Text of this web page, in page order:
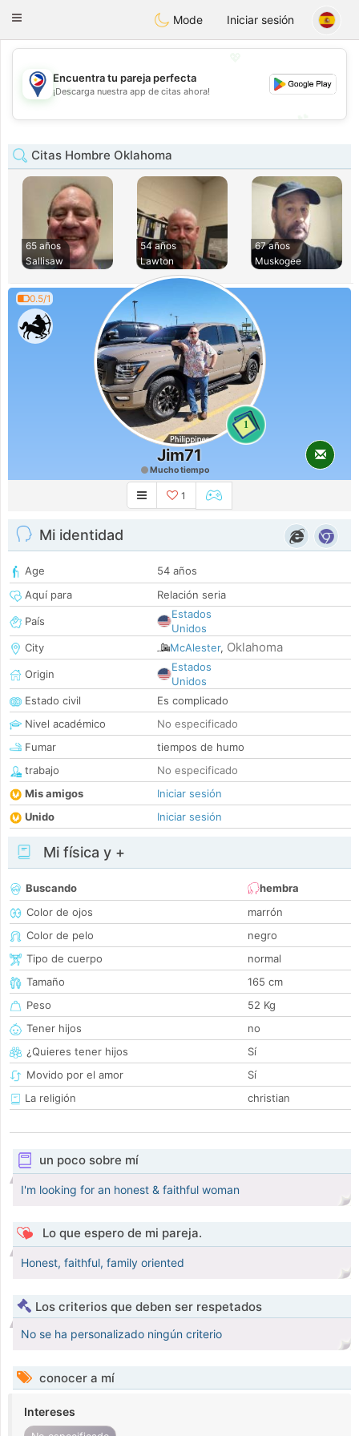
Philippines Chat
Toggle
Mode Iniciar sesión
💖
💕
Encuentra tu pareja perfecta
¡Descarga nuestra app de citas ahora!
Citas Hombre Oklahoma
65 años
Sallisaw
54 años
Lawton
67 años
Muskogee
0.5/1
1
Jim71
Mucho tiempo
1
Mi identidad
Age
54 años
Aquí para
Relación seria
País
Estados
Unidos
City
McAlester, Oklahoma
Origin
Estados
Unidos
Estado civil
Es complicado
Nivel académico
No especificado
Fumar
tiempos de humo
trabajo
No especificado
Mis amigos
Iniciar sesión
Unido
Iniciar sesión
Mi física y +
Buscando
hembra
Color de ojos
marrón
Color de pelo
negro
Tipo de cuerpo
normal
Tamaño
165 cm
Peso
52 Kg
Tener hijos
no
¿Quieres tener hijos
Sí
Movido por el amor
Sí
La religión
christian
un poco sobre mí
I'm looking for an honest & faithful woman
Lo que espero de mi pareja.
Honest, faithful, family oriented
Los criterios que deben ser respetados
No se ha personalizado ningún criterio
conocer a mí
Intereses